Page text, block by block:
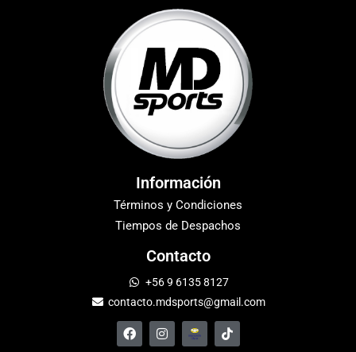
Información
Términos y Condiciones
Tiempos de Despachos
Contacto
+56 9 6135 8127
contacto.mdsports@gmail.com